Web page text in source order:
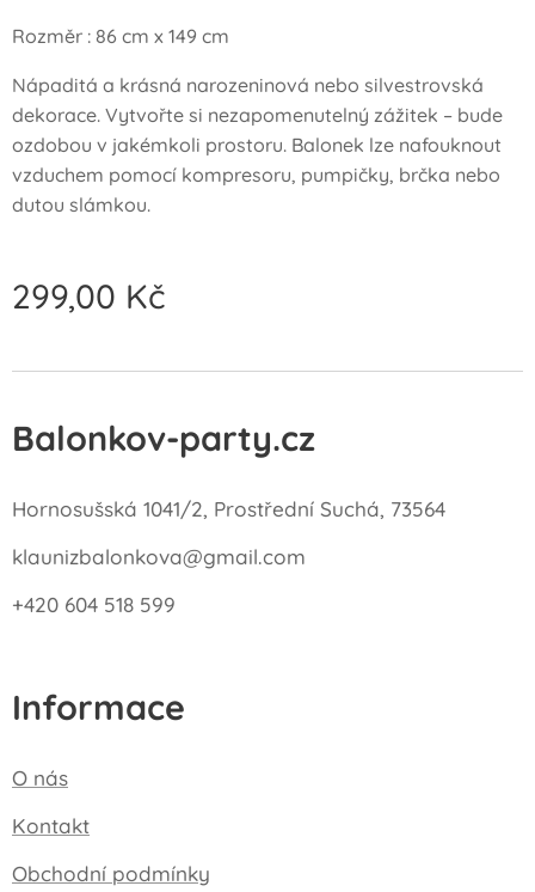
Rozměr : 86 cm x 149 cm
Nápaditá a krásná narozeninová nebo silvestrovská
dekorace. Vytvořte si nezapomenutelný zážitek – bude
ozdobou v jakémkoli prostoru. Balonek lze nafouknout
vzduchem pomocí kompresoru, pumpičky, brčka nebo
dutou slámkou.
299,00 Kč
Balonkov-party.cz
Hornosušská 1041/2, Prostřední Suchá, 73564
klaunizbalonkova@gmail.com
+420 604 518 599
Informace
O nás
Kontakt
Obchodní podmínky